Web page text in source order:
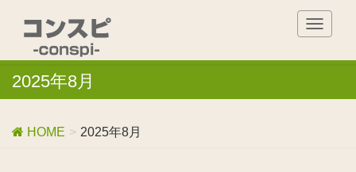
T
g
2025年8月
HOME 2025年8月